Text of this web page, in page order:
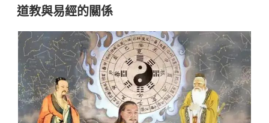
佈
於
道教與易經的關係